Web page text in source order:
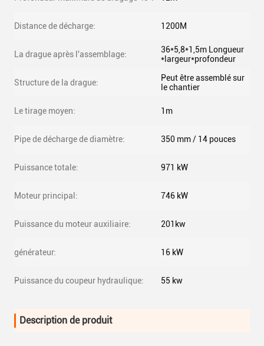
Distance de décharge: 1200M
La drague après l'assemblage:
36*5,8*1,5m Longueur
*largeur*profondeur
Structure de la drague:
Peut être assemblé sur
le chantier
Le tirage moyen: 1m
Pipe de décharge de diamètre: 350 mm / 14 pouces
Puissance totale: 971 kW
Moteur principal: 746 kW
Puissance du moteur auxiliaire: 201kw
générateur: 16 kW
Puissance du coupeur hydraulique: 55 kw
Description de produit